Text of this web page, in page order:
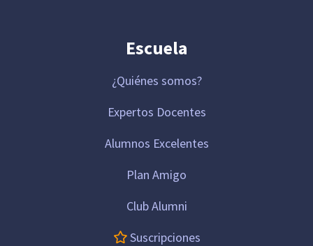
Escuela
¿Quiénes somos?
Expertos Docentes
Alumnos Excelentes
Plan Amigo
Club Alumni
Suscripciones